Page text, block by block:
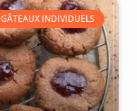
GÂTEAUX INDIVIDUELS